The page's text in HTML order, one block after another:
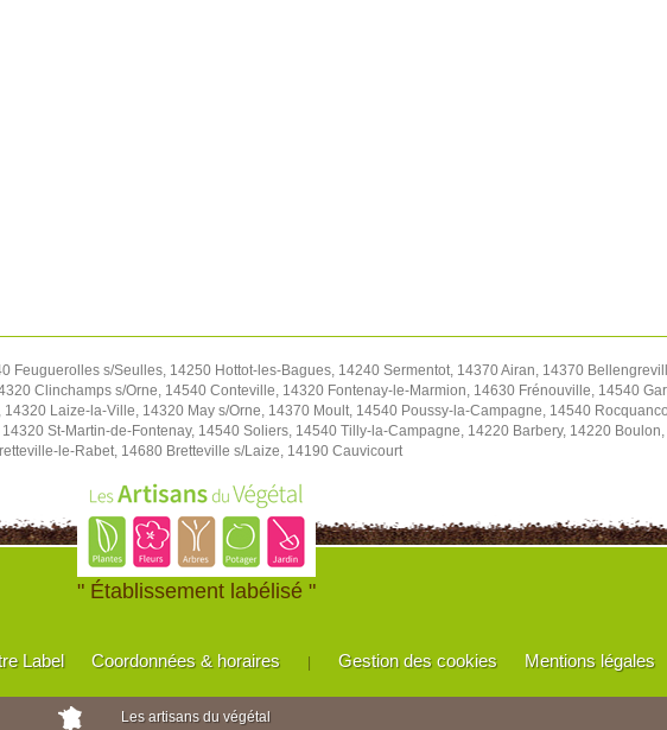
Feuguerolles s/Seulles, 14250 Hottot-les-Bagues, 14240 Sermentot, 14370 Airan, 14370
Clinchamps s/Orne, 14540 Conteville, 14320 Fontenay-le-Marmion, 14630 Frénouville, 14540
Laize-la-Ville, 14320 May s/Orne, 14370 Moult, 14540 Poussy-la-Campagne, 14540
St-Martin-de-Fontenay, 14540 Soliers, 14540 Tilly-la-Campagne, 14220 Barbery, 14220
le-Rabet, 14680 Bretteville s/Laize, 14190 Cauvicourt
" Établissement labélisé "
Label Coordonnées & horaires Gestion des cookies Mentions légales
Les artisans du végétal